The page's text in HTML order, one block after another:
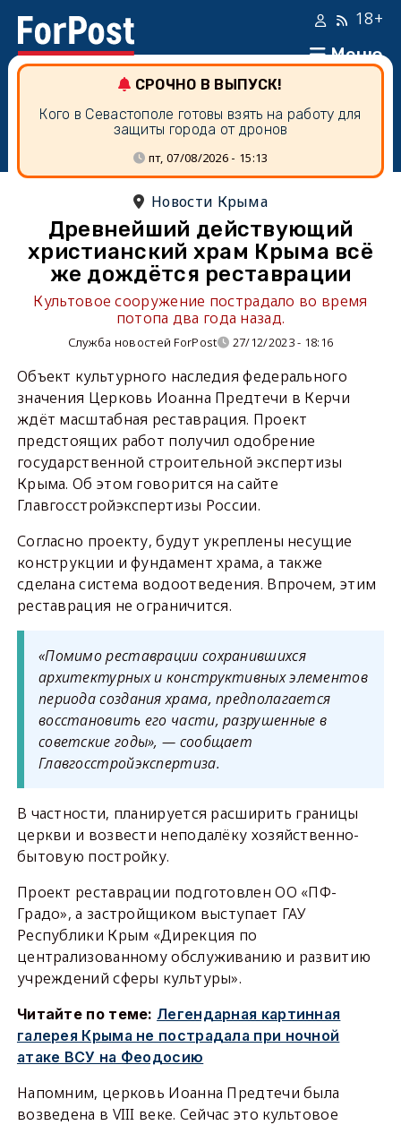
Меню
18+
СРОЧНО В ВЫПУСК!
Кого в Севастополе готовы взять на работу для
защиты города от дронов
пт, 07/08/2026 - 15:13
Новости Крыма
Древнейший действующий
христианский храм Крыма всё
же дождётся реставрации
Культовое сооружение пострадало во время
потопа два года назад.
Служба новостей ForPost 27/12/2023 - 18:16
Объект культурного наследия федерального
значения Церковь Иоанна Предтечи в Керчи
ждёт масштабная реставрация. Проект
предстоящих работ получил одобрение
государственной строительной экспертизы
Крыма. Об этом говорится на сайте
Главгосстройэкспертизы России.
Согласно проекту, будут укреплены несущие
конструкции и фундамент храма, а также
сделана система водоотведения. Впрочем, этим
реставрация не ограничится.
«Помимо реставрации сохранившихся
архитектурных и конструктивных элементов
периода создания храма, предполагается
восстановить его части, разрушенные в
советские годы», — сообщает
Главгосстройэкспертиза.
В частности, планируется расширить границы
церкви и возвести неподалёку хозяйственно-
бытовую постройку.
Проект реставрации подготовлен ОО «ПФ-
Градо», а застройщиком выступает ГАУ
Республики Крым «Дирекция по
централизованному обслуживанию и развитию
учреждений сферы культуры».
Читайте по теме: Легендарная картинная
галерея Крыма не пострадала при ночной
атаке ВСУ на Феодосию
Напомним, церковь Иоанна Предтечи была
возведена в VIII веке. Сейчас это культовое